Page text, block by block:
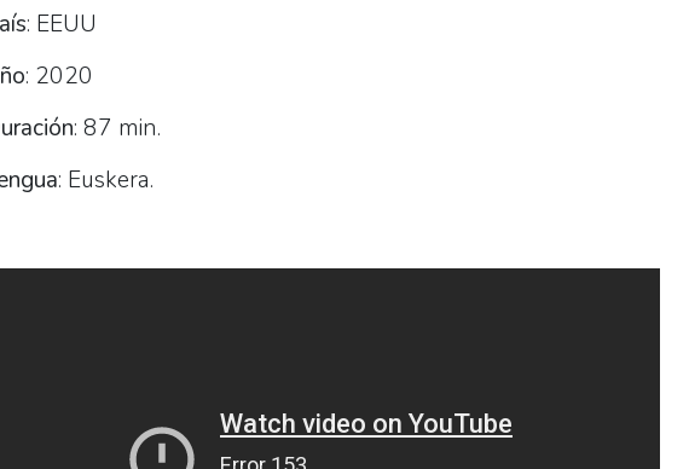
: EEUU
: 2020
: 87 min.
: Euskera.